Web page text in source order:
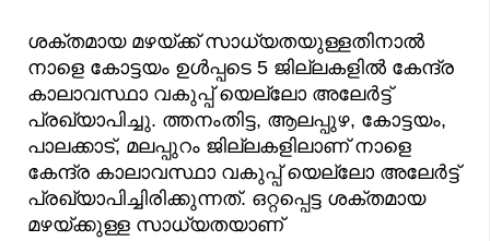
ശക്തമായ മഴയ്ക്ക് സാധ്യതയുള്ളതിനാൽ
നാളെ കോട്ടയം ഉൾപ്പടെ 5 ജില്ലകളിൽ കേന്ദ്ര
കാലാവസ്ഥാ വകുപ്പ് യെല്ലോ അലേർട്ട്
പ്രഖ്യാപിച്ചു. ത്തനംതിട്ട, ആലപ്പുഴ, കോട്ടയം,
പാലക്കാട്, മലപ്പുറം ജില്ലകളിലാണ് നാളെ
കേന്ദ്ര കാലാവസ്ഥാ വകുപ്പ് യെല്ലോ അലേർട്ട്
പ്രഖ്യാപിച്ചിരിക്കുന്നത്. ഒറ്റപ്പെട്ട ശക്തമായ
മഴയ്ക്കുള്ള സാധ്യതയാണ്